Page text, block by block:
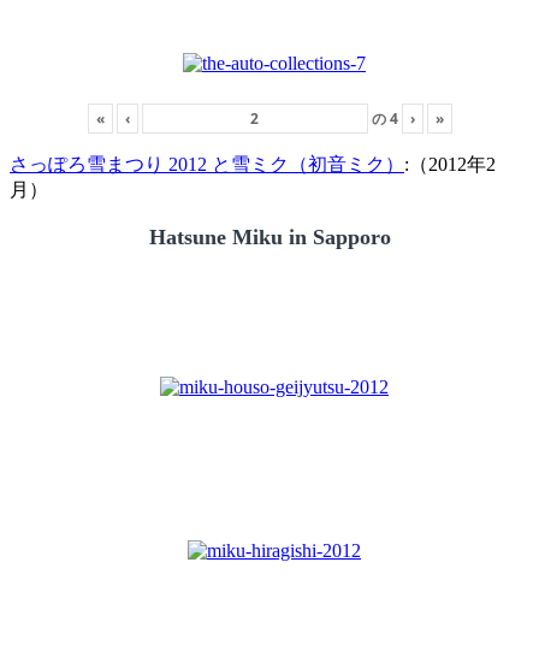
« ‹ の4 › »
さっぽろ雪まつり 2012 と雪ミク（初音ミク） :（2012年2
月）
Hatsune Miku in Sapporo